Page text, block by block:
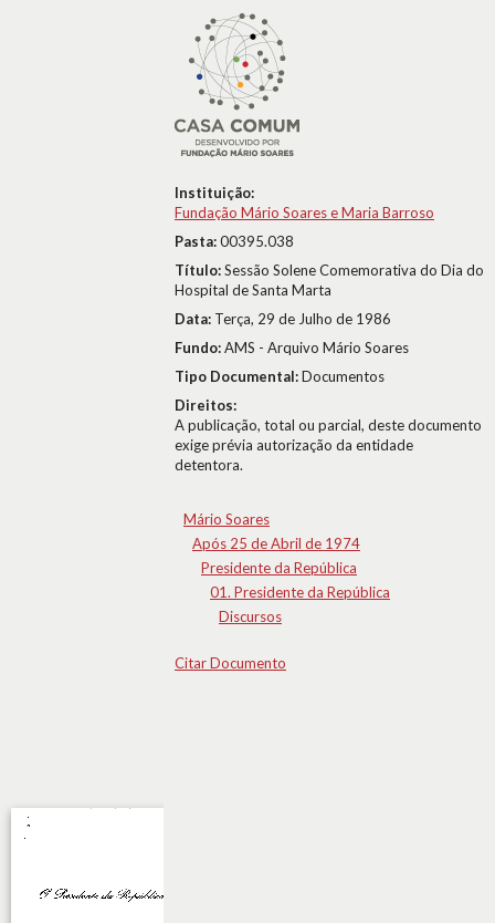
Instituição:
Fundação Mário Soares e Maria Barroso
Pasta:00395.038
Título:Sessão Solene Comemorativa do Dia do
Hospital de Santa Marta
Data: Terça, 29 de Julho de 1986
Fundo:AMS - Arquivo Mário Soares
Tipo Documental:Documentos
Direitos:
A publicação, total ou parcial, deste documento
exige prévia autorização da entidade
detentora.
Mário Soares
Após 25 de Abril de 1974
Presidente da República
01. Presidente da República
Discursos
Citar Documento